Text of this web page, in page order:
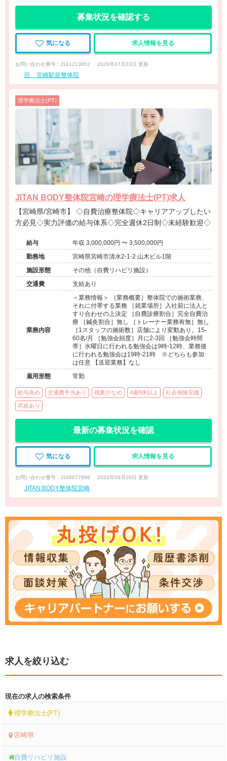
募集状況を確認する
気になる 求人情報を見る
お問い合わせ番号 : J101213852 2026年07月23日 更新
匠 宮崎駅前整体院
理学療法士(PT)
JITAN BODY整体院宮崎の理学療法士(PT)求人
【宮崎県/宮崎市】 ◇自費治療整体院◇キャリアアップしたい
方必見◇実力評価の給与体系◇完全週休2日制◇未経験歓迎◇
給与
年収 3,000,000円 〜 3,500,000円
勤務地
宮崎県宮崎市清水2-1-2 山木ビル1階
施設形態
その他（自費リハビリ施設）
交通費
支給あり
業務内容
＜業務情報＞ ［業務概要］整体院での施術業務、
それに付帯する業務 ［就業場所］入社前に法人と
すり合わせの上決定 ［自費診療割合］完全自費治
療 ［鍼灸割合］無し ［トレーナー業務有無］無し
［1スタッフの施術数］店舗により変動あり。15-
60名/月 ［勉強会頻度］月に2-3回 ［勉強会時間
帯］水曜日に行われる勉強会は9時-12時、業務後
に行われる勉強会は19時-21時 ※どちらも参加
は任意 【送迎業務】なし
雇用形態
常勤
給与高め 交通費手当あり 残業少なめ 4週8休以上 社会保険完備
昇給あり
最新の募集状況を確認
気になる 求人情報を見る
お問い合わせ番号 : J100677668 2024年09月26日 更新
JITAN BODY整体院宮崎
求人を絞り込む
現在の求人の検索条件
理学療法士(PT)
宮崎県
自費リハビリ施設